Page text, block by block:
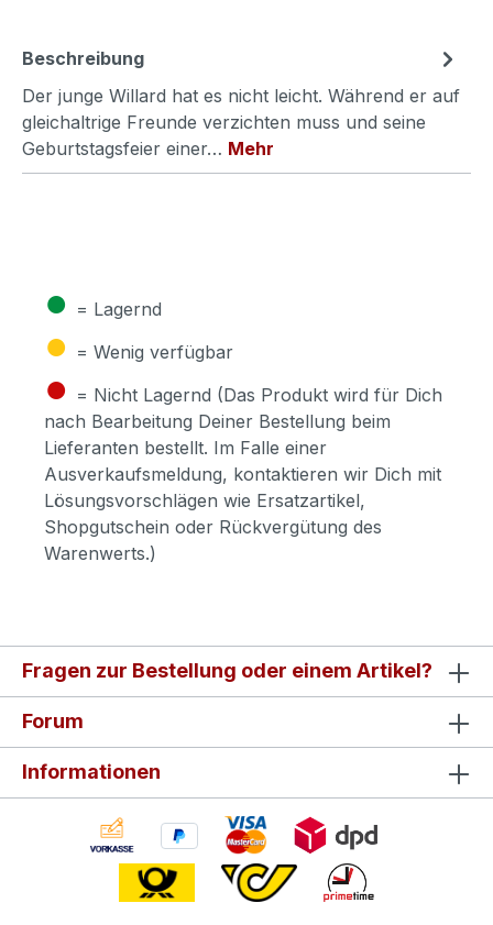
Beschreibung
Der junge Willard hat es nicht leicht. Während er auf
gleichaltrige Freunde verzichten muss und seine
Geburtstagsfeier einer… Mehr
● = Lagernd
● = Wenig verfügbar
● = Nicht Lagernd (Das Produkt wird für Dich
nach Bearbeitung Deiner Bestellung beim
Lieferanten bestellt. Im Falle einer
Ausverkaufsmeldung, kontaktieren wir Dich mit
Lösungsvorschlägen wie Ersatzartikel,
Shopgutschein oder Rückvergütung des
Warenwerts.)
Fragen zur Bestellung oder einem Artikel?
Forum
Informationen